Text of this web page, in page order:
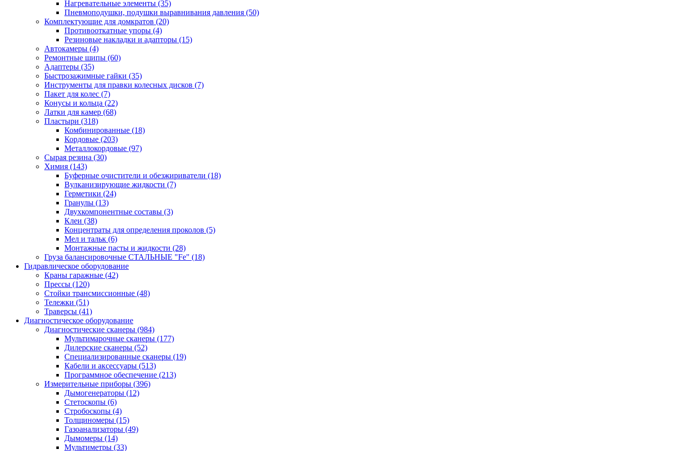
Нагревательные элементы (35)
Пневмоподушки, подушки выравнивания давления (50)
Комплектующие для домкратов (20)
Противооткатные упоры (4)
Резиновые накладки и адапторы (15)
Автокамеры (4)
Ремонтные шипы (60)
Адаптеры (35)
Быстрозажимные гайки (35)
Инструменты для правки колесных дисков (7)
Пакет для колес (7)
Конусы и кольца (22)
Латки для камер (68)
Пластыри (318)
Комбинированные (18)
Кордовые (203)
Металлокордовые (97)
Сырая резина (30)
Химия (143)
Буферные очистители и обезжириватели (18)
Вулканизирующие жидкости (7)
Герметики (24)
Гранулы (13)
Двухкомпонентные составы (3)
Клеи (38)
Концентраты для определения проколов (5)
Мел и тальк (6)
Монтажные пасты и жидкости (28)
Груза балансировочные СТАЛЬНЫЕ "Fe" (18)
Гидравлическое оборудование
Краны гаражные (42)
Прессы (120)
Стойки трансмиссионные (48)
Тележки (51)
Траверсы (41)
Диагностическое оборудование
Диагностические сканеры (984)
Мультимарочные сканеры (177)
Дилерские сканеры (52)
Специализированные сканеры (19)
Кабели и аксессуары (513)
Программное обеспечение (213)
Измерительные приборы (396)
Дымогенераторы (12)
Стетоскопы (6)
Стробоскопы (4)
Толщиномеры (15)
Газоанализаторы (49)
Дымомеры (14)
Мультиметры (33)